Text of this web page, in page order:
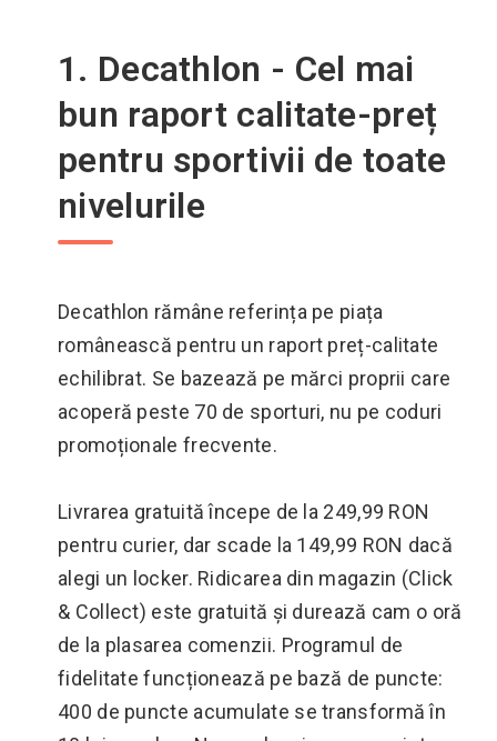
1. Decathlon - Cel mai
bun raport calitate-preț
pentru sportivii de toate
nivelurile
Decathlon rămâne referința pe piața
românească pentru un raport preț-calitate
echilibrat. Se bazează pe mărci proprii care
acoperă peste 70 de sporturi, nu pe coduri
promoționale frecvente.
Livrarea gratuită începe de la 249,99 RON
pentru curier, dar scade la 149,99 RON dacă
alegi un locker. Ridicarea din magazin (Click
& Collect) este gratuită și durează cam o oră
de la plasarea comenzii. Programul de
fidelitate funcționează pe bază de puncte:
400 de puncte acumulate se transformă în